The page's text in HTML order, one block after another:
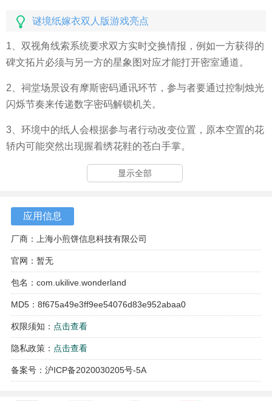
谜境纸嫁衣双人版游戏亮点
1、双视角线索系统要求双方实时交换情报，例如一方获得的
碑文拓片必须与另一方的星象图对应才能打开密室通道。
2、祠堂场景设有摩斯密码通讯环节，参与者要通过控制烛光
闪烁节奏来传递数字密码解锁机关。
3、环境中的纸人会根据参与者行动改变位置，原本空置的花
轿内可能突然出现握着绣花鞋的苍白手掌。
显示全部
应用信息
厂商：上海小煎饼信息科技有限公司
官网：暂无
包名：com.ukilive.wonderland
MD5：8f675a49e3ff9ee54076d83e952abaa0
权限须知： 点击查看
隐私政策： 点击查看
备案号：沪ICP备2020030205号-5A